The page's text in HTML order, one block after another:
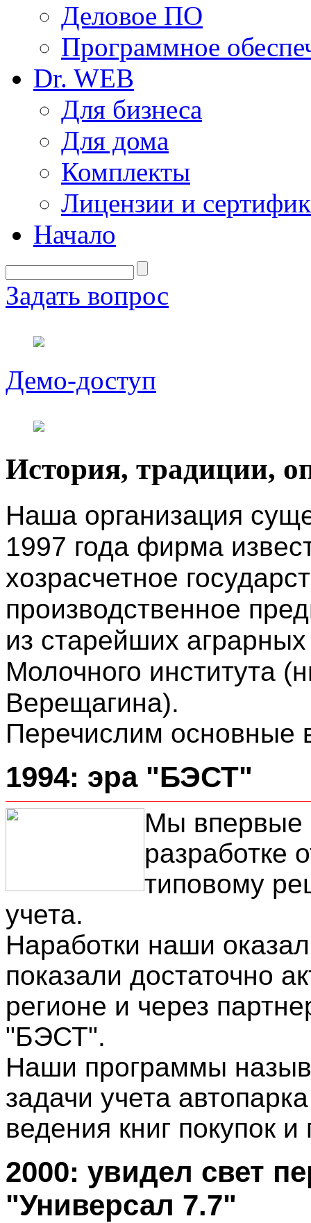
Деловое ПО
Программное
Dr. WEB
Для бизнеса
Для дома
Комплекты
Лицензии и
Начало
Задать вопрос
Демо-доступ
История, традиции,
Наша организация
1997 года фирма
хозрасчетное
производственное
из старейших
Молочного института
Верещагина).
Перечислим основные
1994: эра "БЭСТ"
Мы впервые
разработке
типовому
учета.
Наработки наши
показали достаточно
регионе и через
"БЭСТ".
Наши программы
задачи учета
ведения книг покупок
2000: увидел свет
"Универсал 7.7"